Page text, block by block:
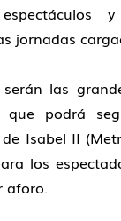
y
jornadas
las
que podrá
Isabel II
los
aforo.